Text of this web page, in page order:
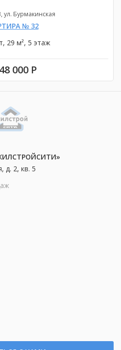
ул. Бурмакинская
№ 32
29 м², 5 этаж
000 Р
д. 2, кв. 5